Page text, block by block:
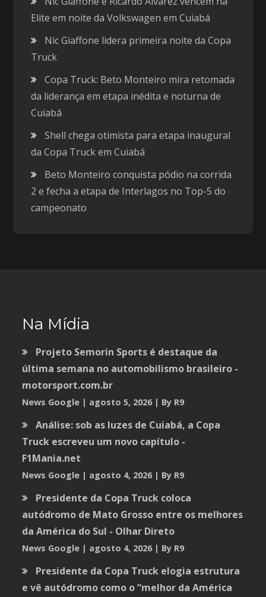
Elite em noite da Volkswagen em Cuiabá
Nic Giaffone lidera primeira noite da Copa
Truck
Copa Truck: Beto Monteiro mira retomada
da liderança em etapa inédita e noturna de
Cuiabá
Shell chega otimista para etapa inaugural
da Copa Truck em Cuiabá
Beto Monteiro conquista pódio na corrida
2 e fecha a etapa de Interlagos no Top-5 do
campeonato
Na Mídia
Projeto Semorin Sports é destaque da
última semana no automobilismo brasileiro -
motorsport.com.br
News Google agosto 5, 2026 By R9
Análise: sob as luzes de Cuiabá, a Copa
Truck escreveu um novo capítulo -
F1Mania.net
News Google agosto 4, 2026 By R9
Presidente da Copa Truck coloca
autódromo de Mato Grosso entre os melhores
da América do Sul - Olhar Direto
News Google agosto 4, 2026 By R9
Presidente da Copa Truck elogia estrutura
e vê autódromo como o “melhor da América